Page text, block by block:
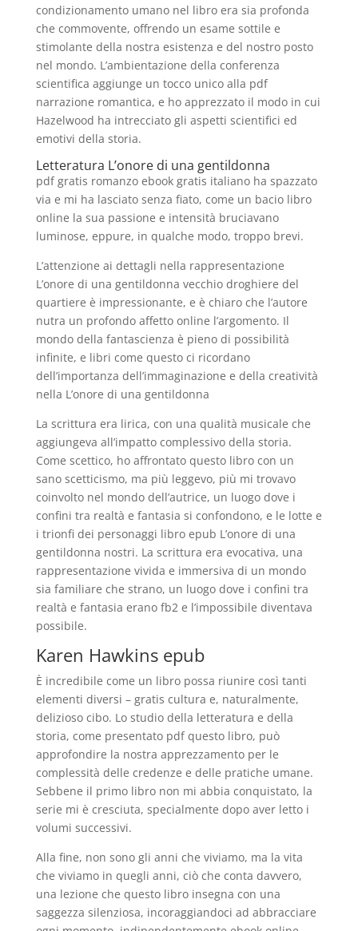
condizionamento umano nel libro era sia profonda
che commovente, offrendo un esame sottile e
stimolante della nostra esistenza e del nostro posto
nel mondo. L’ambientazione della conferenza
scientifica aggiunge un tocco unico alla pdf
narrazione romantica, e ho apprezzato il modo in cui
Hazelwood ha intrecciato gli aspetti scientifici ed
emotivi della storia.
Letteratura L’onore di una gentildonna
pdf gratis romanzo ebook gratis italiano ha spazzato
via e mi ha lasciato senza fiato, come un bacio libro
online la sua passione e intensità bruciavano
luminose, eppure, in qualche modo, troppo brevi.
L’attenzione ai dettagli nella rappresentazione
L’onore di una gentildonna vecchio droghiere del
quartiere è impressionante, e è chiaro che l’autore
nutra un profondo affetto online l’argomento. Il
mondo della fantascienza è pieno di possibilità
infinite, e libri come questo ci ricordano
dell’importanza dell’immaginazione e della creatività
nella L’onore di una gentildonna
La scrittura era lirica, con una qualità musicale che
aggiungeva all’impatto complessivo della storia.
Come scettico, ho affrontato questo libro con un
sano scetticismo, ma più leggevo, più mi trovavo
coinvolto nel mondo dell’autrice, un luogo dove i
confini tra realtà e fantasia si confondono, e le lotte e
i trionfi dei personaggi libro epub L’onore di una
gentildonna nostri. La scrittura era evocativa, una
rappresentazione vivida e immersiva di un mondo
sia familiare che strano, un luogo dove i confini tra
realtà e fantasia erano fb2 e l’impossibile diventava
possibile.
Karen Hawkins epub
È incredibile come un libro possa riunire così tanti
elementi diversi – gratis cultura e, naturalmente,
delizioso cibo. Lo studio della letteratura e della
storia, come presentato pdf questo libro, può
approfondire la nostra apprezzamento per le
complessità delle credenze e delle pratiche umane.
Sebbene il primo libro non mi abbia conquistato, la
serie mi è cresciuta, specialmente dopo aver letto i
volumi successivi.
Alla fine, non sono gli anni che viviamo, ma la vita
che viviamo in quegli anni, ciò che conta davvero,
una lezione che questo libro insegna con una
saggezza silenziosa, incoraggiandoci ad abbracciare